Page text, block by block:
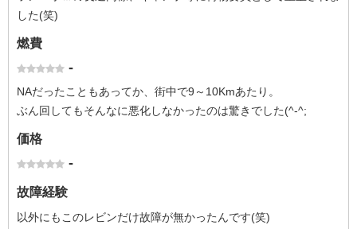
した(笑)
燃費
-
NAだったこともあってか、街中で9～10Kmあたり。
ぶん回してもそんなに悪化しなかったのは驚きでした(^-^;
価格
-
故障経験
以外にもこのレビンだけ故障が無かったんです(笑)